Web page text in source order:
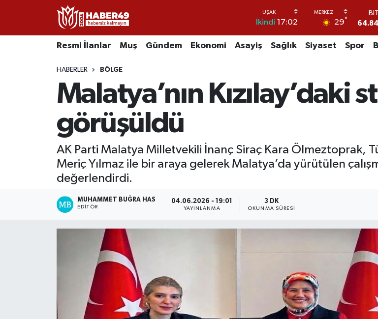
İkindi 17:02 29°
Resmi İlanlar Muş Gündem Ekonomi Asayiş Sağlık Siyaset Spor
HABERLER BÖLGE
Malatya’nın Kızılay’daki
görüşüldü
AK Parti Malatya Milletvekili İnanç Siraç Kara Ölmeztoprak,
Meriç Yılmaz ile bir araya gelerek Malatya’da yürütülen
değerlendirdi.
MUHAMMET BUĞRA HAS
EDITÖR
04.06.2026 - 19:01
YAYINLANMA
3 DK
OKUNMA SÜRESI
Resmi İlanlar
Ekonomi
Uşak Nöbetçi Eczaneler
Uşak Namaz Vakitleri
Uşak Trafik Yoğunluk Haritası
TFF 2.Lig Kırmızı Grup Puan Durumu ve Fikstür
Tüm Manşetler
Haber Arşivi